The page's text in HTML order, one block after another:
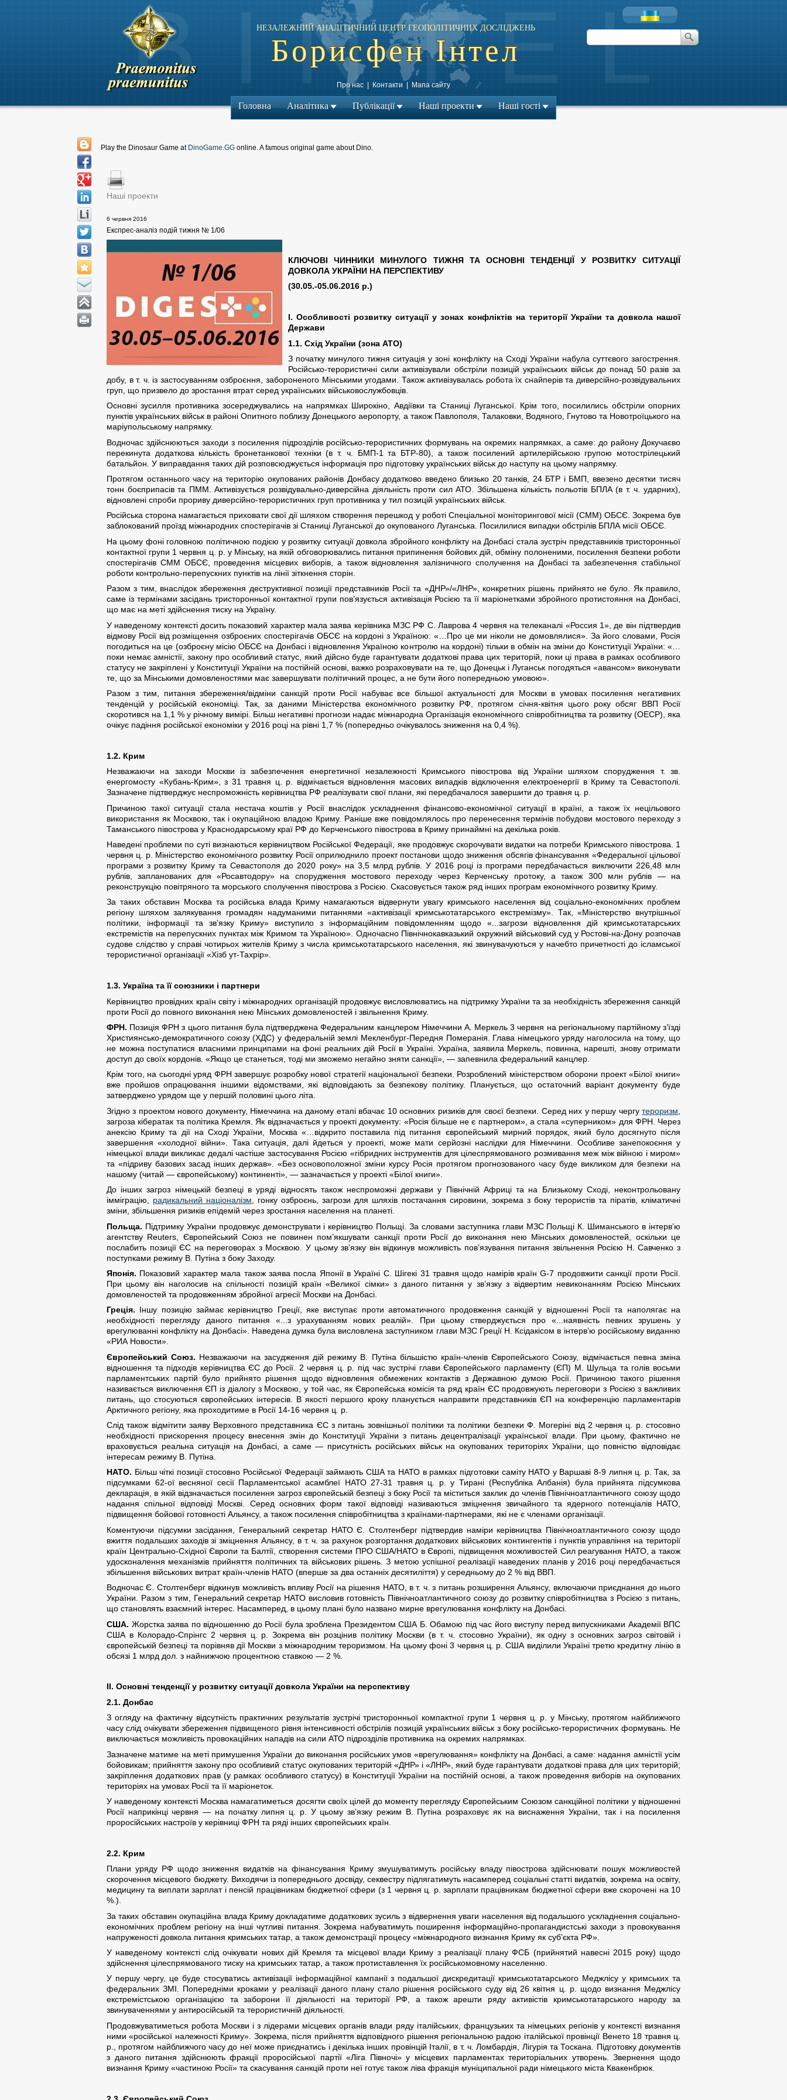
НЕЗАЛЕЖНИЙ АНАЛІТИЧНИЙ ЦЕНТР ГЕОПОЛІТИЧНИХ ДОСЛІДЖЕНЬ
Борисфен Інтел
Про нас Контакти Мапа сайту
Головна Аналітика Публікації Наші проекти Наші гості
Play the Dinosaur Game at DinoGame.GG online. A famous original game about Dino.
Наші проекти
6 червня 2016
Експрес-аналіз подій тижня № 1/06
КЛЮЧОВІ ЧИННИКИ МИНУЛОГО ТИЖНЯ ТА ОСНОВНІ ТЕНДЕНЦІЇ У РОЗВИТКУ СИТУАЦІЇ
ДОВКОЛА УКРАЇНИ НА ПЕРСПЕКТИВУ
(30.05.-05.06.2016 р.)
I. Особливості розвитку ситуації у зонах конфліктів на території України та довкола нашої
Держави
1.1. Схід України (зона АТО)
З початку минулого тижня ситуація у зоні конфлікту на Сході України набула суттєвого загострення.
Російсько-терористичні сили активізували обстріли позицій українських військ до понад 50 разів за
добу, в т. ч. із застосуванням озброєння, забороненого Мінськими угодами. Також активізувалась робота їх снайперів та диверсійно-розвідувальних
груп, що призвело до зростання втрат серед українських військовослужбовців.
Основні зусилля противника зосереджувались на напрямках Широкіно, Авдіївки та Станиці Луганської. Крім того, посилились обстріли опорних
пунктів українських військ в районі Опитного поблизу Донецького аеропорту, а також Павлополя, Талаковки, Водяного, Гнутово та Новотроїцького на
маріупольському напрямку.
Водночас здійснюються заходи з посилення підрозділів російсько-терористичних формувань на окремих напрямках, а саме: до району Докучаєво
перекинута додаткова кількість бронетанкової техніки (в т. ч. БМП-1 та БТР-80), а також посилений артилерійською групою мотострілецький
батальйон. У виправдання таких дій розповсюджується інформація про підготовку українських військ до наступу на цьому напрямку.
Протягом останнього часу на територію окупованих районів Донбасу додатково введено близько 20 танків, 24 БТР і БМП, ввезено десятки тисяч
тонн боєприпасів та ПММ. Активізується розвідувально-диверсійна діяльність проти сил АТО. Збільшена кількість польотів БПЛА (в т. ч. ударних),
відновлені спроби прориву диверсійно-терористичних груп противника у тил позицій українських військ.
Російська сторона намагається приховати свої дії шляхом створення перешкод у роботі Спеціальної моніторингової місії (СММ) ОБСЄ. Зокрема був
заблокований проїзд міжнародних спостерігачів зі Станиці Луганської до окупованого Луганська. Посилилися випадки обстрілів БПЛА місії ОБСЄ.
На цьому фоні головною політичною подією у розвитку ситуації довкола збройного конфлікту на Донбасі стала зустріч представників тристоронньої
контактної групи 1 червня ц. р. у Мінську, на якій обговорювались питання припинення бойових дій, обміну полоненими, посилення безпеки роботи
спостерігачів СММ ОБСЄ, проведення місцевих виборів, а також відновлення залізничного сполучення на Донбасі та забезпечення стабільної
роботи контрольно-перепускних пунктів на лінії зіткнення сторін.
Разом з тим, внаслідок збереження деструктивної позиції представників Росії та «ДНР»/«ЛНР», конкретних рішень прийнято не було. Як правило,
саме із термінами засідань тристоронньої контактної групи пов’язується активізація Росією та її маріонетками збройного протистояння на Донбасі,
що має на меті здійснення тиску на Україну.
У наведеному контексті досить показовий характер мала заява керівника МЗС РФ С. Лаврова 4 червня на телеканалі «Россия 1», де він підтвердив
відмову Росії від розміщення озброєних спостерігачів ОБСЄ на кордоні з Україною: «…Про це ми ніколи не домовлялися». За його словами, Росія
погодиться на це (озброєну місію ОБСЄ на Донбасі і відновлення Україною контролю на кордоні) тільки в обмін на зміни до Конституції України: «…
поки немає амністії, закону про особливий статус, який дійсно буде гарантувати додаткові права цих територій, поки ці права в рамках особливого
статусу не закріплені у Конституції України на постійній основі, важко розраховувати на те, що Донецьк і Луганськ погодяться «авансом» виконувати
те, що за Мінськими домовленостями має завершувати політичний процес, а не бути його попередньою умовою».
Разом з тим, питання збереження/відміни санкцій проти Росії набуває все більшої актуальності для Москви в умовах посилення негативних
тенденцій у російській економіці. Так, за даними Міністерства економічного розвитку РФ, протягом січня-квітня цього року обсяг ВВП Росії
скоротився на 1,1 % у річному вимірі. Більш негативні прогнози надає міжнародна Організація економічного співробітництва та розвитку (ОЕСР), яка
очікує падіння російської економіки у 2016 році на рівні 1,7 % (попередньо очікувалось зниження на 0,4 %).
1.2. Крим
Незважаючи на заходи Москви із забезпечення енергетичної незалежності Кримського півострова від України шляхом спорудження т. зв.
енергомосту «Кубань-Крим», з 31 травня ц. р. відмічається відновлення масових випадків відключення електроенергії в Криму та Севастополі.
Зазначене підтверджує неспроможність керівництва РФ реалізувати свої плани, які передбачалося завершити до травня ц. р.
Причиною такої ситуації стала нестача коштів у Росії внаслідок ускладнення фінансово-економічної ситуації в країні, а також їх нецільового
використання як Москвою, так і окупаційною владою Криму. Раніше вже повідомлялось про перенесення термінів побудови мостового переходу з
Таманського півострова у Краснодарському краї РФ до Керченського півострова в Криму принаймні на декілька років.
Наведені проблеми по суті визнаються керівництвом Російської Федерації, яке продовжує скорочувати видатки на потреби Кримського півострова. 1
червня ц. р. Міністерство економічного розвитку Росії оприлюднило проект постанови щодо зниження обсягів фінансування «Федеральної цільової
програми з розвитку Криму та Севастополя до 2020 року» на 3,5 млрд рублів. У 2016 році із програми передбачається виключити 226,48 млн
рублів, запланованих для «Росавтодору» на спорудження мостового переходу через Керченську протоку, а також 300 млн рублів — на
реконструкцію повітряного та морського сполучення півострова з Росією. Скасовується також ряд інших програм економічного розвитку Криму.
За таких обставин Москва та російська влада Криму намагаються відвернути увагу кримського населення від соціально-економічних проблем
регіону шляхом залякування громадян надуманими питаннями «активізації кримськотатарського екстремізму». Так, «Міністерство внутрішньої
політики, інформації та зв’язку Криму» виступило з інформаційним повідомленням щодо «...загрози відновлення дій кримськотатарських
екстремістів на перепускних пунктах між Кримом та Україною». Одночасно Північнокавказький окружний військовий суд у Ростові-на-Дону розпочав
судове слідство у справі чотирьох жителів Криму з числа кримськотатарського населення, які звинувачуються у начебто причетності до ісламської
терористичної організації «Хізб ут-Тахрір».
1.3. Україна та її союзники і партнери
Керівництво провідних країн світу і міжнародних організацій продовжує висловлюватись на підтримку України та за необхідність збереження санкцій
проти Росії до повного виконання нею Мінських домовленостей і звільнення Криму.
ФРН. Позиція ФРН з цього питання була підтверджена Федеральним канцлером Німеччини А. Меркель 3 червня на регіональному партійному з’їзді
Християнсько-демократичного союзу (ХДС) у федеральній землі Мекленбург-Передня Померанія. Глава німецького уряду наголосила на тому, що
не можна поступатися власними принципами на фоні реальних дій Росії в Україні. Україна, заявила Меркель, повинна, нарешті, знову отримати
доступ до своїх кордонів. «Якщо це станеться, тоді ми зможемо негайно зняти санкції», — запевнила федеральний канцлер.
Крім того, на сьогодні уряд ФРН завершує розробку нової стратегії національної безпеки. Розроблений міністерством оборони проект «Білої книги»
вже пройшов опрацювання іншими відомствами, які відповідають за безпекову політику. Планується, що остаточний варіант документу буде
затверджено урядом ще у першій половині цього літа.
Згідно з проектом нового документу, Німеччина на даному етапі вбачає 10 основних ризиків для своєї безпеки. Серед них у першу чергу тероризм
загроза кібератак та політика Кремля. Як відзначається у проекті документу: «Росія більше не є партнером», а стала «суперником» для ФРН. Через
анексію Криму та дії на Сході України, Москва «…відкрито поставила під питання європейський мирний порядок, який було досягнуто після
завершення «холодної війни». Така ситуація, далі йдеться у проекті, може мати серйозні наслідки для Німеччини. Особливе занепокоєння у
німецької влади викликає дедалі частіше застосування Росією «гібридних інструментів для цілеспрямованого розмивання меж між війною і миром»
та «підриву базових засад інших держав». «Без основоположної зміни курсу Росія протягом прогнозованого часу буде викликом для безпеки на
нашому (читай — європейському) континенті», — зазначається у проекті «Білої книги».
До інших загроз німецькій безпеці в уряді відносять також неспроможні держави у Північній Африці та на Близькому Сході, неконтрольовану
імміграцію, радикальний націоналізм , гонку озброєнь, загрози для шляхів постачання сировини, зокрема з боку терористів та піратів, кліматичні
зміни, збільшення ризиків епідемій через зростання населення на планеті.
Польща. Підтримку України продовжує демонструвати і керівництво Польщі. За словами заступника глави МЗС Польщі К. Шиманського в інтерв’ю
агентству Reuters, Європейський Союз не повинен пом’якшувати санкції проти Росії до виконання нею Мінських домовленостей, оскільки це
послабить позиції ЄС на переговорах з Москвою. У цьому зв’язку він відкинув можливість пов’язування питання звільнення Росією Н. Савченко з
поступками режиму В. Путіна з боку Заходу.
Японія. Показовий характер мала також заява посла Японії в Україні С. Шігекі 31 травня щодо намірів країн G-7 продовжити санкції проти Росії.
При цьому він наголосив на спільності позицій країн «Великої сімки» з даного питання у зв’язку з відвертим невиконанням Росією Мінських
домовленостей та продовженням збройної агресії Москви на Донбасі.
Греція. Іншу позицію займає керівництво Греції, яке виступає проти автоматичного продовження санкцій у відношенні Росії та наполягає на
необхідності перегляду даного питання «...з урахуванням нових реалій». При цьому стверджується про «...наявність певних зрушень у
врегулюванні конфлікту на Донбасі». Наведена думка була висловлена заступником глави МЗС Греції Н. Ксідакісом в інтерв’ю російському виданню
«РИА Новости».
Європейський Союз. Незважаючи на засудження дій режиму В. Путіна більшістю країн-членів Європейського Союзу, відмічається певна зміна
відношення та підходів керівництва ЄС до Росії. 2 червня ц. р. під час зустрічі глави Європейського парламенту (ЄП) М. Шульца та голів восьми
парламентських партій було прийнято рішення щодо відновлення обмежених контактів з Державною думою Росії. Причиною такого рішення
називається виключення ЄП із діалогу з Москвою, у той час, як Європейська комісія та ряд країн ЄС продовжують переговори з Росією з важливих
питань, що стосуються європейських інтересів. В якості першого кроку планується направити представників ЄП на конференцію парламентарів
Арктичного регіону, яка проходитиме в Росії 14-16 червня ц. р.
Слід також відмітити заяву Верховного представника ЄС з питань зовнішньої політики та політики безпеки Ф. Могеріні від 2 червня ц. р. стосовно
необхідності прискорення процесу внесення змін до Конституції України з питань децентралізації української влади. При цьому, фактично не
враховується реальна ситуація на Донбасі, а саме — присутність російських військ на окупованих територіях України, що повністю відповідає
інтересам режиму В. Путіна.
НАТО. Більш чіткі позиції стосовно Російської Федерації займають США та НАТО в рамках підготовки саміту НАТО у Варшаві 8-9 липня ц. р. Так, за
підсумками 62-ої весняної сесії Парламентської асамблеї НАТО 27-31 травня ц. р. у Тирані (Республіка Албанія) була прийнята підсумкова
декларація, в якій відзначається посилення загроз європейській безпеці з боку Росії та міститься заклик до членів Північноатлантичного союзу щодо
надання спільної відповіді Москві. Серед основних форм такої відповіді називаються зміцнення звичайного та ядерного потенціалів НАТО,
підвищення бойової готовності Альянсу, а також посилення співробітництва з країнами-партнерами, які не є членами організації.
Коментуючи підсумки засідання, Генеральний секретар НАТО Є. Столтенберг підтвердив наміри керівництва Північноатлантичного союзу щодо
вжиття подальших заходів зі зміцнення Альянсу, в т. ч. за рахунок розгортання додаткових військових контингентів і пунктів управління на території
країн Центрально-Східної Європи та Балтії, створення системи ПРО США/НАТО в Європі, підвищення можливостей Сил реагування НАТО, а також
удосконалення механізмів прийняття політичних та військових рішень. З метою успішної реалізації наведених планів у 2016 році передбачається
збільшення військових витрат країн-членів НАТО (вперше за два останніх десятиліття) у середньому до 2 % від ВВП.
Водночас Є. Столтенберг відкинув можливість впливу Росії на рішення НАТО, в т. ч. з питань розширення Альянсу, включаючи приєднання до нього
України. Разом з тим, Генеральний секретар НАТО висловив готовність Північноатлантичного союзу до розвитку співробітництва з Росією з питань,
що становлять взаємний інтерес. Насамперед, в цьому плані було названо мирне врегулювання конфлікту на Донбасі.
США. Жорстка заява по відношенню до Росії була зроблена Президентом США Б. Обамою під час його виступу перед випускниками Академії ВПС
США в Колорадо-Спрінгс 2 червня ц. р. Зокрема він розцінив політику Москви (в т. ч. стосовно України), як одну з основних загроз світовій і
європейській безпеці та порівняв дії Москви з міжнародним тероризмом. На цьому фоні 3 червня ц. р. США виділили Україні третю кредитну лінію в
обсязі 1 млрд дол. з найнижчою процентною ставкою — 2 %.
II. Основні тенденції у розвитку ситуації довкола України на перспективу
2.1. Донбас
З огляду на фактичну відсутність практичних результатів зустрічі тристоронньої компактної групи 1 червня ц. р. у Мінську, протягом найближчого
часу слід очікувати збереження підвищеного рівня інтенсивності обстрілів позицій українських військ з боку російсько-терористичних формувань. Не
виключається можливість провокаційних нападів на сили АТО підрозділів противника на окремих напрямках.
Зазначене матиме на меті примушення України до виконання російських умов «врегулювання» конфлікту на Донбасі, а саме: надання амністії усім
бойовикам; прийняття закону про особливий статус окупованих територій «ДНР» і «ЛНР», який буде гарантувати додаткові права для цих територій;
закріплення додаткових прав (у рамках особливого статусу) в Конституції України на постійній основі, а також проведення виборів на окупованих
територіях на умовах Росії та її маріонеток.
У наведеному контексті Москва намагатиметься досягти своїх цілей до моменту перегляду Європейським Союзом санкційної політики у відношенні
Росії наприкінці червня — на початку липня ц. р. У цьому зв’язку режим В. Путіна розраховує як на виснаження України, так і на посилення
проросійських настроїв у керівниці ФРН та ряді інших європейських країн.
2.2. Крим
Плани уряду РФ щодо зниження видатків на фінансування Криму змушуватимуть російську владу півострова здійснювати пошук можливостей
скорочення місцевого бюджету. Виходячи із попереднього досвіду, секвестру підлягатимуть насамперед соціальні статті видатків, зокрема на освіту,
медицину та виплати зарплат і пенсій працівникам бюджетної сфери (з 1 червня ц. р. зарплати працівникам бюджетної сфери вже скорочені на 10
%.).
За таких обставин окупаційна влада Криму докладатиме додаткових зусиль з відвернення уваги населення від подальшого ускладнення соціально-
економічних проблем регіону на інші чутливі питання. Зокрема набуватимуть поширення інформаційно-пропагандистські заходи з провокування
напруженості довкола питання кримських татар, а також демонстрації процесу «міжнародного визнання Криму як суб’єкта РФ».
У наведеному контексті слід очікувати нових дій Кремля та місцевої влади Криму з реалізації плану ФСБ (прийнятий навесні 2015 року) щодо
здійснення цілеспрямованого тиску на кримських татар, а також протиставлення їх російськомовному населенню.
У першу чергу, це буде стосуватись активізації інформаційної кампанії з подальшої дискредитації кримськотатарського Меджлісу у кримських та
федеральних ЗМІ. Попередніми кроками у реалізації даного плану стало рішення російського суду від 26 квітня ц. р. щодо визнання Меджлісу
екстремістською організацією та заборони її діяльності на території РФ, а також арешти ряду активістів кримськотатарського народу за
звинуваченнями у антиросійській та терористичній діяльності.
Продовжуватиметься робота Москви і з лідерами місцевих органів влади ряду італійських, французьких та німецьких регіонів у контексті визнання
ними «російської належності Криму». Зокрема, після прийняття відповідного рішення регіональною радою італійської провінції Венето 18 травня ц.
р., протягом найближчого часу до неї може приєднатись і декілька інших провінцій Італії, в т. ч. Ломбардія, Лігурія та Тоскана. Підготовку документів
з даного питання здійснюють фракції проросійської партії «Ліга Півночі» у місцевих парламентах територіальних утворень. Звернення щодо
визнання Криму «частиною Росії» та скасування санкцій проти неї готує також ліва фракція муніципальної ради німецького міста Квакенбрюк.